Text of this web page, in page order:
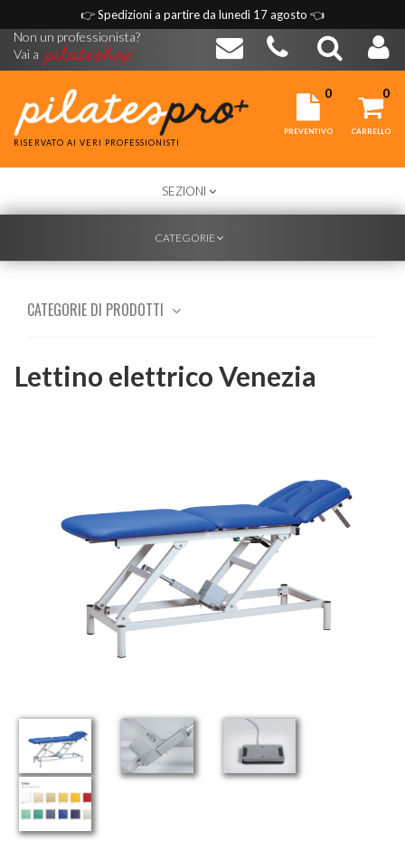
👉Spedizioni a partire da lunedì 17 agosto 👈
Non un professionista?
Vai a
RISERVATO AI VERI PROFESSIONISTI
0
PREVENTIVO
0
CARRELLO
TOGGLE
NAVIGATION
SEZIONI
TOGGLE
CATEGORIE
CATEGORIE DI PRODOTTI
Lettino elettrico Venezia